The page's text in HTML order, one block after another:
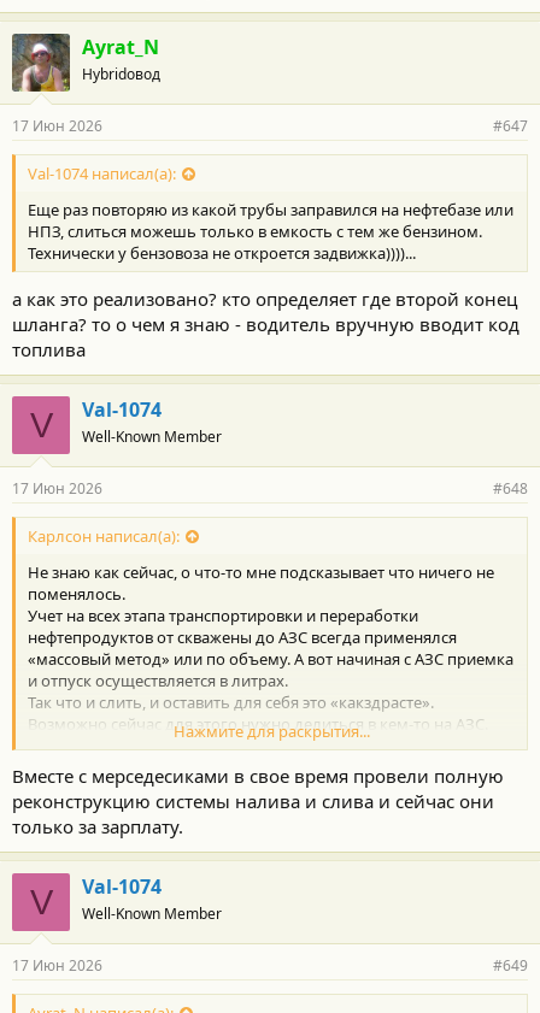
Ayrat_N
Hybridовод
17 Июн 2026 #647
Val-1074 написал(а):
Еще раз повторяю из какой трубы заправился на нефтебазе или
НПЗ, слиться можешь только в емкость с тем же бензином.
Технически у бензовоза не откроется задвижка))))...
а как это реализовано? кто определяет где второй конец
шланга? то о чем я знаю - водитель вручную вводит код
топлива
V Val-1074
Well-Known Member
17 Июн 2026 #648
Карлсон написал(а):
Не знаю как сейчас, о что-то мне подсказывает что ничего не
поменялось.
Учет на всех этапа транспортировки и переработки
нефтепродуктов от скважены до АЗС всегда применялся
«массовый метод» или по объему. А вот начиная с АЗС приемка
и отпуск осуществляется в литрах.
Так что и слить, и оставить для себя это «какздрасте».
Возможно сейчас для этого нужно делиться в кем-то на АЗС.
Лето для водителя бензовоза Клондайк. Да и попасть на работу
возить.
Нажмите для раскрытия...
Вместе с мерседесиками в свое время провели полную
реконструкцию системы налива и слива и сейчас они
только за зарплату.
V Val-1074
Well-Known Member
17 Июн 2026 #649